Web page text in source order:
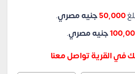
50,000جنيه مصري.
جنيه مصري.
في القرية تواصل معنا